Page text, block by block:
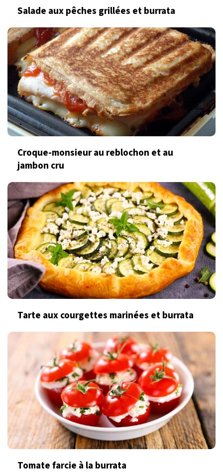
Salade aux pêches grillées et burrata
Croque-monsieur au reblochon et au
jambon cru
Tarte aux courgettes marinées et burrata
Tomate farcie à la burrata